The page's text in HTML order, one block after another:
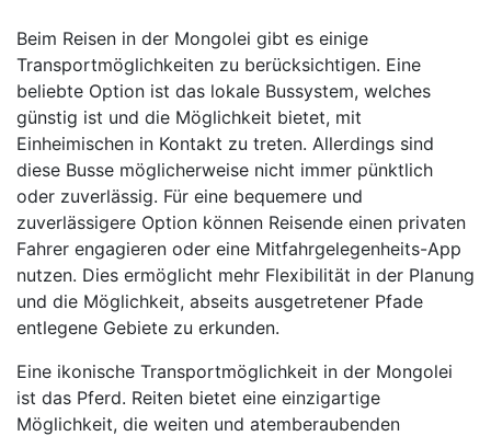
Beim Reisen in der Mongolei gibt es einige
Transportmöglichkeiten zu berücksichtigen. Eine
beliebte Option ist das lokale Bussystem, welches
günstig ist und die Möglichkeit bietet, mit
Einheimischen in Kontakt zu treten. Allerdings sind
diese Busse möglicherweise nicht immer pünktlich
oder zuverlässig. Für eine bequemere und
zuverlässigere Option können Reisende einen privaten
Fahrer engagieren oder eine Mitfahrgelegenheits-App
nutzen. Dies ermöglicht mehr Flexibilität in der Planung
und die Möglichkeit, abseits ausgetretener Pfade
entlegene Gebiete zu erkunden.
Eine ikonische Transportmöglichkeit in der Mongolei
ist das Pferd. Reiten bietet eine einzigartige
Möglichkeit, die weiten und atemberaubenden